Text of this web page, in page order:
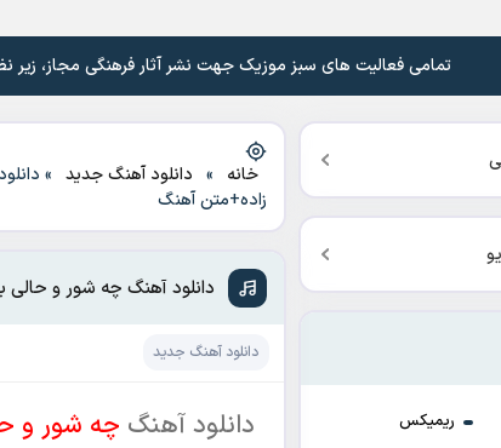
تمامی فعالیت های سبز موزیک جهت نشر آثار فرهنگی مجاز، زیر
ریمیکس
خانه » دانلود آهنگ جدید »
زاده+متن آهنگ
دانلود آهنگ چه شور و حالی
دانلود آهنگ جدید
دانلود آهنگ چه شور و